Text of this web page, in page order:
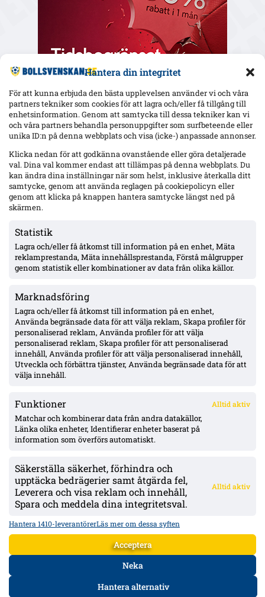
Hantera din integritet
För att kunna erbjuda den bästa upplevelsen använder vi och våra
partners tekniker som cookies för att lagra och/eller få tillgång till
enhetsinformation. Genom att samtycka till dessa tekniker kan vi
och våra partners behandla personuppgifter som surfbeteende eller
unika ID:n på denna webbplats och visa (icke-) anpassade annonser.
Klicka nedan för att godkänna ovanstående eller göra detaljerade
val. Dina val kommer endast att tillämpas på denna webbplats. Du
kan ändra dina inställningar när som helst, inklusive återkalla ditt
samtycke, genom att använda reglagen på cookiepolicyn eller
genom att klicka på knappen hantera samtycke längst ned på
skärmen.
Statistik
Lagra och/eller få åtkomst till information på en enhet, Mäta
reklamprestanda, Mäta innehållsprestanda, Förstå målgrupper
genom statistik eller kombinationer av data från olika källor.
Marknadsföring
Lagra och/eller få åtkomst till information på en enhet,
Använda begränsade data för att välja reklam, Skapa profiler för
personaliserad reklam, Använda profiler för att välja
personaliserad reklam, Skapa profiler för att personaliserad
innehåll, Använda profiler för att välja personaliserad innehåll,
Utveckla och förbättra tjänster, Använda begränsade data för att
välja innehåll.
Funktioner Alltid aktiv
Matchar och kombinerar data från andra datakällor,
Länka olika enheter, Identifierar enheter baserat på
information som överförs automatiskt.
Säkerställa säkerhet, förhindra och
upptäcka bedrägerier samt åtgärda fel,
Leverera och visa reklam och innehåll,
Spara och meddela dina integritetsval.
Alltid aktiv
Hantera 1410-leverantörerLäs mer om dessa syften
Acceptera
Neka
Hantera alternativ
Senaste
och startaktuell inför ECL-kvalet
Officiellt: Djurgården lånar ut Leon Hien till Tromsö IL – sex
AIK:s Martin Ellingsen skadad igen – vaden, rehab i gym och
fortsatt väntan på allsvensk debut
Filling bekräftar förlängningsvilja med AIK – nobbade England
enligt Aftonbladet
Thern trycker på målvaktsvärvning i Mjällby – ifrågasätter
Wallinder: ”inte tillräckligt bra för ett topplag”
ÖVERSIKT
Nyheter & Reportage
Spelarbetyg
KONTAKT
kontakt@bollsvenskan.se
redaktionen@bollsvenskan.se
jobb@bollsvenskan.se
ÖVRIGT
Annonsera